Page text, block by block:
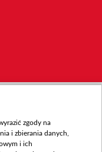
zgody na
i zbierania danych,
i ich